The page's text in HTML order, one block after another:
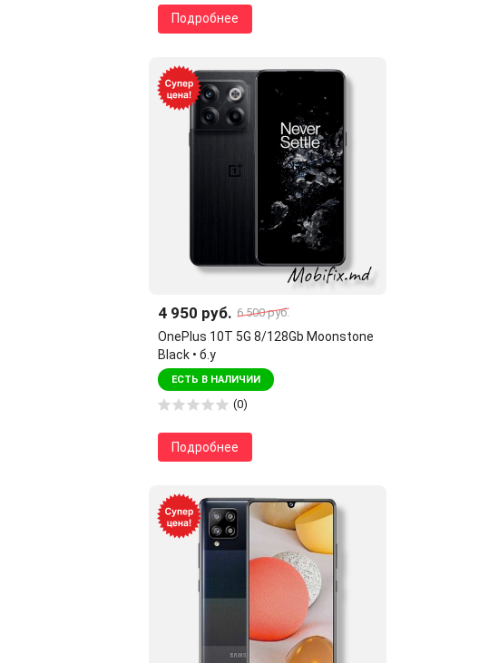
Подробнее
4 950 руб. 6 500 руб.
OnePlus 10T 5G 8/128Gb Moonstone
Black • б.у
ЕСТЬ В НАЛИЧИИ
(0)
Подробнее